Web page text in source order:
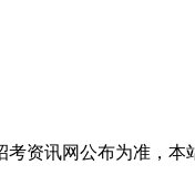
资讯网公布为准，本